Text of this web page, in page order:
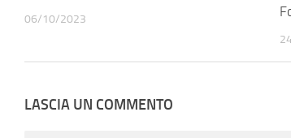
06/10/2023
LASCIA UN COMMENTO